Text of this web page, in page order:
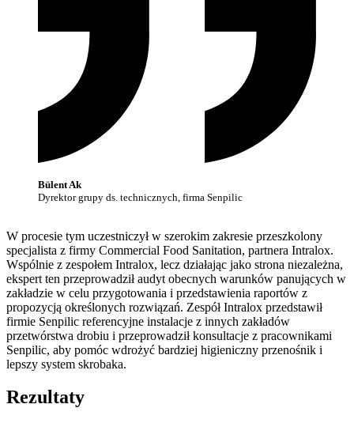
Bülent Ak
Dyrektor grupy ds. technicznych, firma Senpilic
W procesie tym uczestniczył w szerokim zakresie przeszkolony
specjalista z firmy Commercial Food Sanitation, partnera Intralox.
Wspólnie z zespołem Intralox, lecz działając jako strona niezależna,
ekspert ten przeprowadził audyt obecnych warunków panujących w
zakładzie w celu przygotowania i przedstawienia raportów z
propozycją określonych rozwiązań. Zespół Intralox przedstawił
firmie Senpilic referencyjne instalacje z innych zakładów
przetwórstwa drobiu i przeprowadził konsultacje z pracownikami
Senpilic, aby pomóc wdrożyć bardziej higieniczny przenośnik i
lepszy system skrobaka.
Rezultaty